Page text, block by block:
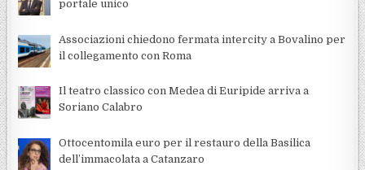
portale unico
Associazioni chiedono fermata intercity a Bovalino per
il collegamento con Roma
Il teatro classico con Medea di Euripide arriva a
Soriano Calabro
Ottocentomila euro per il restauro della Basilica
dell’immacolata a Catanzaro